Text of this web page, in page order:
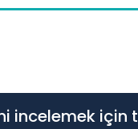
incelemek için